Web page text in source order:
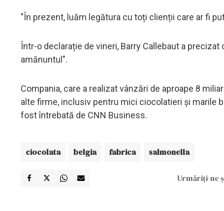
"În prezent, luăm legătura cu toți clienții care ar fi
Într-o declarație de vineri, Barry Callebaut a
amănuntul".
Compania, care a realizat vânzări de aproape 8
alte firme, inclusiv pentru mici ciocolatieri și marile
fost întrebată de CNN Business.
ciocolata belgia fabrica salmonella
Urmăriți-ne